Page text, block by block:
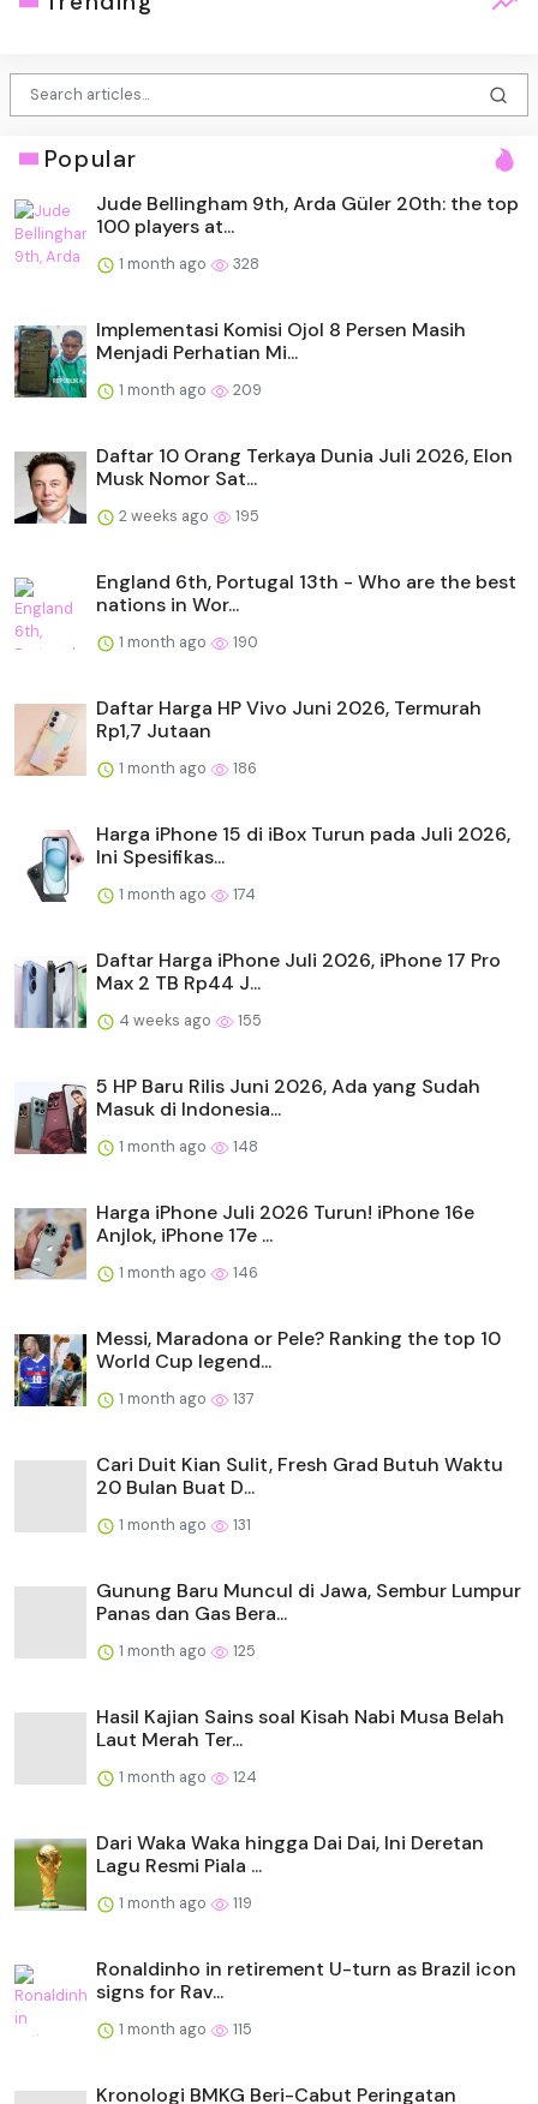
Popular
Jude Bellingham 9th, Arda Güler 20th: the top
100 players at...
1 month ago 328
Implementasi Komisi Ojol 8 Persen Masih
Menjadi Perhatian Mi...
1 month ago 209
Daftar 10 Orang Terkaya Dunia Juli 2026, Elon
Musk Nomor Sat...
2 weeks ago 195
England 6th, Portugal 13th - Who are the best
nations in Wor...
1 month ago 190
Daftar Harga HP Vivo Juni 2026, Termurah
Rp1,7 Jutaan
1 month ago 186
Harga iPhone 15 di iBox Turun pada Juli 2026,
Ini Spesifikas...
1 month ago 174
Daftar Harga iPhone Juli 2026, iPhone 17 Pro
Max 2 TB Rp44 J...
4 weeks ago 155
5 HP Baru Rilis Juni 2026, Ada yang Sudah
Masuk di Indonesia...
1 month ago 148
Harga iPhone Juli 2026 Turun! iPhone 16e
Anjlok, iPhone 17e ...
1 month ago 146
Messi, Maradona or Pele? Ranking the top 10
World Cup legend...
1 month ago 137
Cari Duit Kian Sulit, Fresh Grad Butuh Waktu
20 Bulan Buat D...
1 month ago 131
Gunung Baru Muncul di Jawa, Sembur Lumpur
Panas dan Gas Bera...
1 month ago 125
Hasil Kajian Sains soal Kisah Nabi Musa Belah
Laut Merah Ter...
1 month ago 124
Dari Waka Waka hingga Dai Dai, Ini Deretan
Lagu Resmi Piala ...
1 month ago 119
Ronaldinho in retirement U-turn as Brazil icon
signs for Rav...
1 month ago 115
Kronologi BMKG Beri-Cabut Peringatan